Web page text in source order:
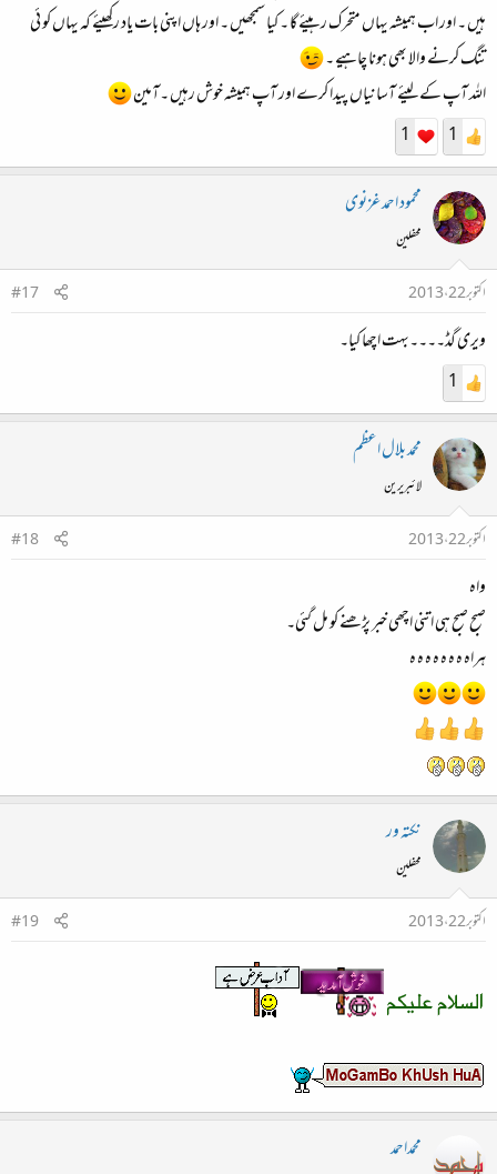
ہیں ۔ اور اب ہمیشہ یہاں متحرک رہیئے گا ۔ کیا سمجھیں ۔ اور ہاں اپنی بات یاد رکھیئے کہ یہاں کو ئی
تنگ کرنے والا بھی ہونا چاہیے ۔
اللہ آپ کے لیئے آسانیاں پیدا کرے اور آپ ہمیشہ خوش رہیں ۔آمین
1
1
محمود احمد غزنوی
محفلین
اکتوبر 22، 2013
#17
ویری گڈ۔۔۔۔بہت اچھا کیا۔
1
محمد بلال اعظم
لائبریرین
اکتوبر 22، 2013
#18
واہ
صبح صبح ہی اتنی اچھی خبر پڑھنے کو مل گئی۔
ہراہ ہ ہ ہ ہ ہ ہ ہ
نکتہ ور
محفلین
اکتوبر 22، 2013
#19
محمداحمد